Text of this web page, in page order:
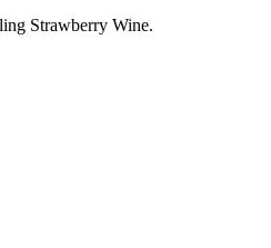
Strawberry Wine.